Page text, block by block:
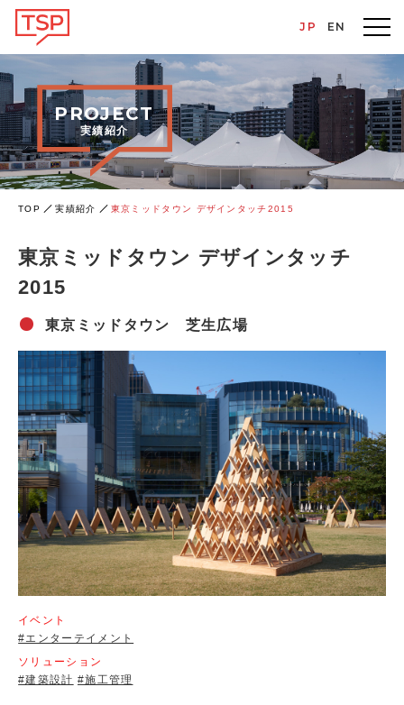
JP EN
PROJECT
実績紹介
TOP 実績紹介 東京ミッドタウン デザインタッチ2015
東京ミッドタウン デザインタッチ
2015
東京ミッドタウン 芝生広場
イベント
#エンターテイメント
ソリューション
#建築設計 #施工管理